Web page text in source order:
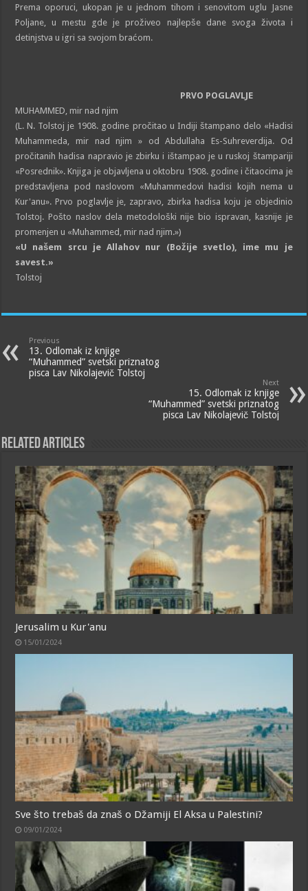
Prema oporuci, ukopan je u jednom tihom i senovitom uglu Jasne
Poljane, u mestu gde je proživeo najlepše dane svoga života i
detinjstva u igri sa svojom braćom.
PRVO POGLAVLJE
MUHAMMED, mir nad njim
(L. N. Tolstoj je 1908. godine pročitao u Indiji štampano delo «Hadisi
Muhammeda, mir nad njim » od Abdullaha Es-Suhreverdija. Od
pročitanih hadisa napravio je zbirku i ištampao je u ruskoj štampariji
«Posrednik». Knjiga je objavljena u oktobru 1908. godine i čitaocima je
predstavljena pod naslovom «Muhammedovi hadisi kojih nema u
Kur'anu». Prvo poglavlje je, zapravo, zbirka hadisa koju je objedinio
Tolstoj. Pošto naslov dela metodološki nije bio ispravan, kasnije je
promenjen u «Muhammed, mir nad njim.»)
«U našem srcu je Allahov nur (Božije svetlo), ime mu je
savest.»
Tolstoj
Previous
13. Odlomak iz knjige
“Muhammed” svetski priznatog
pisca Lav Nikolajevič Tolstoj
Next
15. Odlomak iz knjige
“Muhammed” svetski priznatog
pisca Lav Nikolajevič Tolstoj
Related Articles
Jerusalim u Kur'anu
15/01/2024
Sve što trebaš da znaš o Džamiji El Aksa u Palestini?
09/01/2024